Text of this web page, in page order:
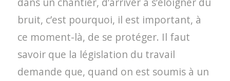
bruit, c’est pourquoi, il est important, à
ce moment-là, de se protéger. Il faut
savoir que la législation du travail
demande que, quand on est soumis à un